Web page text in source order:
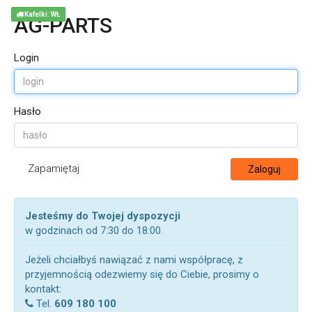
AG-PARTS
Login
Hasło
Zapamiętaj Zaloguj
Jesteśmy do Twojej dyspozycji
w godzinach od 7:30 do 18:00.
Jeżeli chciałbyś nawiązać z nami współpracę, z
przyjemnością odezwiemy się do Ciebie, prosimy o
kontakt:
Tel. 609 180 100
Kafelki: WŁ